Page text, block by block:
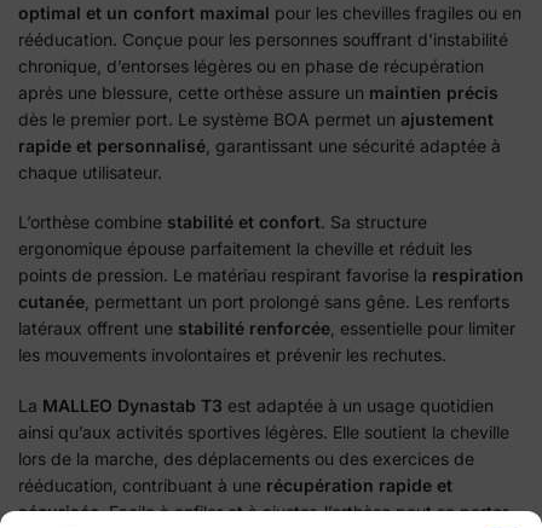
optimal et un confort maximal pour les chevilles fragiles ou en
rééducation. Conçue pour les personnes souffrant d’instabilité
chronique, d’entorses légères ou en phase de récupération
après une blessure, cette orthèse assure un maintien précis
dès le premier port. Le système BOA permet un ajustement
rapide et personnalisé , garantissant une sécurité adaptée à
chaque utilisateur.
L’orthèse combine stabilité et confort. Sa structure
ergonomique épouse parfaitement la cheville et réduit les
points de pression. Le matériau respirant favorise la respiration
cutanée , permettant un port prolongé sans gêne. Les renforts
latéraux offrent une stabilité renforcée , essentielle pour limiter
les mouvements involontaires et prévenir les rechutes.
La MALLEO Dynastab T3 est adaptée à un usage quotidien
ainsi qu’aux activités sportives légères. Elle soutient la cheville
lors de la marche, des déplacements ou des exercices de
rééducation, contribuant à une récupération rapide et
sécurisée. Facile à enfiler et à ajuster, l’orthèse peut se porter